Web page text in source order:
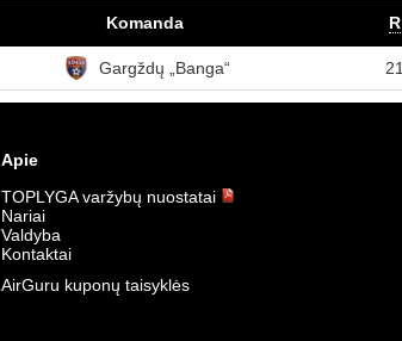
Komanda R
Gargždų „Banga“ 21
Apie
TOPLYGA varžybų nuostatai
Nariai
Valdyba
Kontaktai
AirGuru kuponų taisyklės